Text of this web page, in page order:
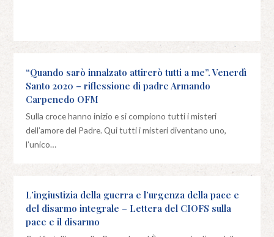
“Quando sarò innalzato attirerò tutti a me”. Venerdì
Santo 2020 – riflessione di padre Armando
Carpenedo OFM
Sulla croce hanno inizio e si compiono tutti i misteri
dell’amore del Padre. Qui tutti i misteri diventano uno,
l’unico…
L’ingiustizia della guerra e l’urgenza della pace e
del disarmo integrale – Lettera del CIOFS sulla
pace e il disarmo